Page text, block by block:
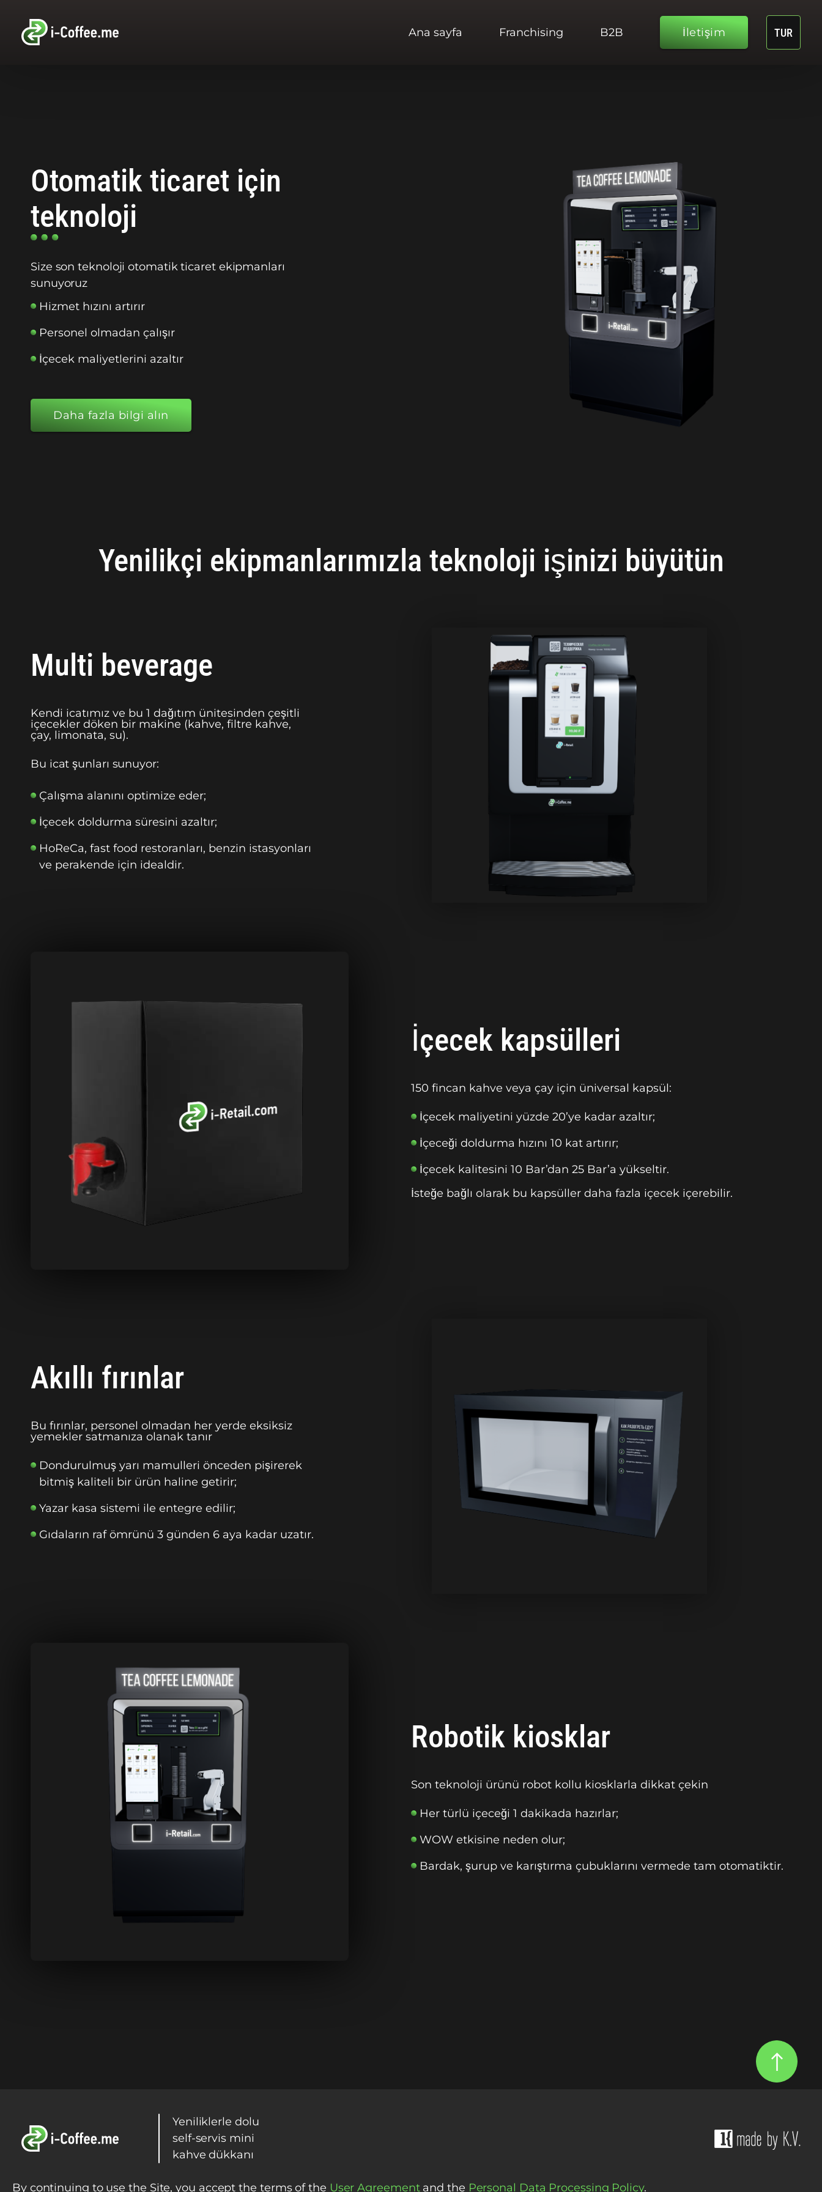
Ana sayfa Franchising B2B İletişim TUR
Otomatik ticaret için
teknoloji
Size son teknoloji otomatik ticaret ekipmanları
sunuyoruz
Hizmet hızını artırır
Personel olmadan çalışır
İçecek maliyetlerini azaltır
Daha fazla bilgi alın
Yenilikçi ekipmanlarımızla teknoloji işinizi büyütün
Multi beverage
Kendi icatımız ve bu 1 dağıtım ünitesinden çeşitli
içecekler döken bir makine (kahve, filtre kahve,
çay, limonata, su).
Bu icat şunları sunuyor:
Çalışma alanını optimize eder;
İçecek doldurma süresini azaltır;
HoReCa, fast food restoranları, benzin istasyonları
ve perakende için idealdir.
İçecek kapsülleri
150 fincan kahve veya çay için üniversal kapsül:
İçecek maliyetini yüzde 20’ye kadar azaltır;
İçeceği doldurma hızını 10 kat artırır;
İçecek kalitesini 10 Bar’dan 25 Bar’a yükseltir.
İsteğe bağlı olarak bu kapsüller daha fazla içecek içerebilir.
Akıllı fırınlar
Bu fırınlar, personel olmadan her yerde eksiksiz
yemekler satmanıza olanak tanır
Dondurulmuş yarı mamulleri önceden pişirerek
bitmiş kaliteli bir ürün haline getirir;
Yazar kasa sistemi ile entegre edilir;
Gıdaların raf ömrünü 3 günden 6 aya kadar uzatır.
Robotik kiosklar
Son teknoloji ürünü robot kollu kiosklarla dikkat çekin
Her türlü içeceği 1 dakikada hazırlar;
WOW etkisine neden olur;
Bardak, şurup ve karıştırma çubuklarını vermede tam otomatiktir.
Yeniliklerle dolu
self-servis mini
kahve dükkanı
By continuing to use the Site, you accept the terms of the User Agreementand the Personal Data Processing Policy.